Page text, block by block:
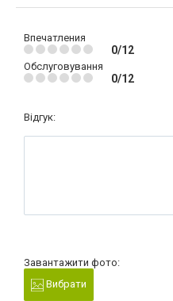
Впечатления
0/12
Обслуговування
0/12
Відгук:
Завантажити фото:
Вибрати